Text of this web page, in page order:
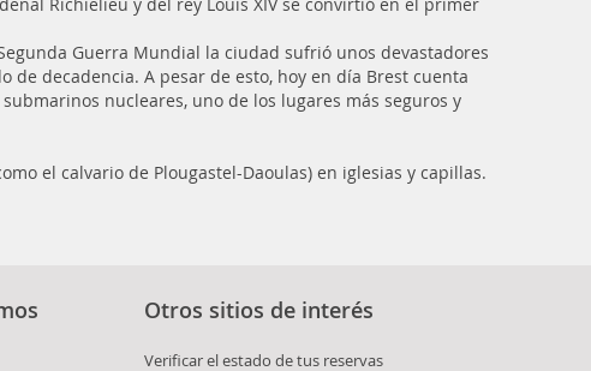
Guerra Mundial la ciudad sufrió unos devastadores
decadencia. A pesar de esto, hoy en día Brest cuenta
nucleares, uno de los lugares más seguros y
el calvario de Plougastel-Daoulas) en iglesias y capillas.
Otros sitios de interés
Verificar el estado de tus reservas